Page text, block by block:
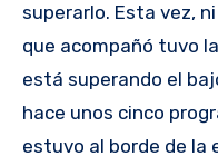
superarlo. Esta vez,
que acompañó tuvo
está superando el
hace unos cinco
estuvo al borde de la